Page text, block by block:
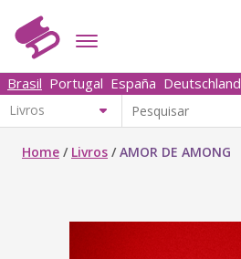
Brasil Portugal España Deutschland
Home / Livros /AMOR DE AMONG